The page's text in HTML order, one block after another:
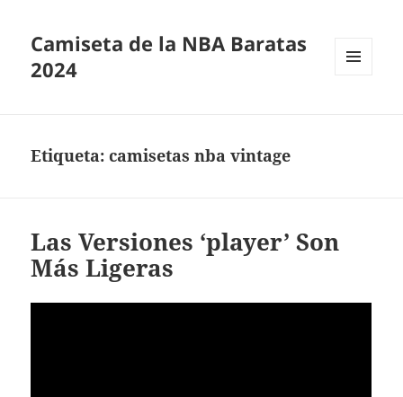
Camiseta de la NBA Baratas
2024
Etiqueta:camisetas nba vintage
Las Versiones ‘player’ Son
Más Ligeras